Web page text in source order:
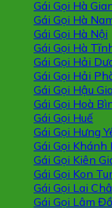
Gái Gọi Hà
Gái Gọi Hà
Gái Gọi Hà Nội
Gái Gọi Hà
Gái Gọi Hải
Gái Gọi Hải
Gái Gọi Hậu
Gái Gọi Hoà
Gái Gọi Huế
Gái Gọi Hưng
Gái Gọi Khánh
Gái Gọi Kiên
Gái Gọi Kon
Gái Gọi Lai
Gái Gọi Lâm